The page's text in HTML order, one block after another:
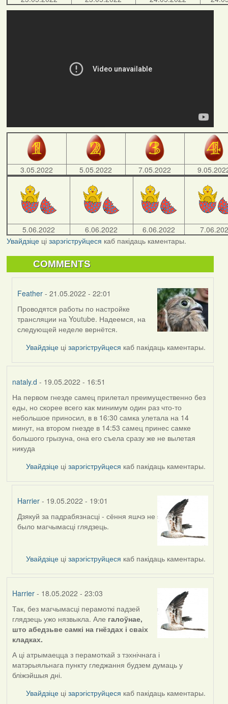
3.05.2022 5.05.2022 7.05.2022
5.06.2022 6.06.2022 6.06.2022
Увайдзіцеці зарэгіструйцеся каб пакідаць каментары.
COMMENTS
Feather - 21.05.2022 - 22:01
In
reply
to
Проводятся работы по настройке
трансляции на Youtube. Надеемся, на
следующей неделе вернётся.
Увайдзіце цізарэгіструйцеся каб пакідаць каментары.
nataly.d - 19.05.2022 - 16:51
На первом гнезде самец прилетал преимущественно без
еды, но скорее всего как минимум один раз что-то
небольшое приносил, в в 16:30 самка улетала на 14
минут, на втором гнезде в 14:53 самец принес самке
большого грызуна, она его съела сразу же не вылетая
никуда
Увайдзіце цізарэгіструйцеся каб пакідаць каментары.
Harrier - 19.05.2022 - 19:01
In
reply
nataly.d
Дзякуй за падрабязнасці - сёння яшчэ не
было магчымасці глядзець.
Увайдзіце цізарэгіструйцеся каб пакідаць каментары.
Harrier- 18.05.2022 - 23:03
Так, без магчымасці перамоткі падзей
глядзець ужо нязвыкла. Але галоўнае,
што абедзьве самкі на гнёздах і сваіх
кладках.
А ці атрымаецца з перамоткай з тэхнічнага і
матэрыяльнага пункту гледжання будзем думаць у
бліжэйшыя дні.
Увайдзіце цізарэгіструйцеся каб пакідаць каментары.